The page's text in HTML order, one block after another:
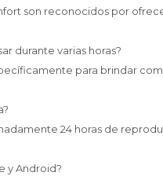
son reconocidos por
durante varias horas?
para brindar
24 horas de
y Android?